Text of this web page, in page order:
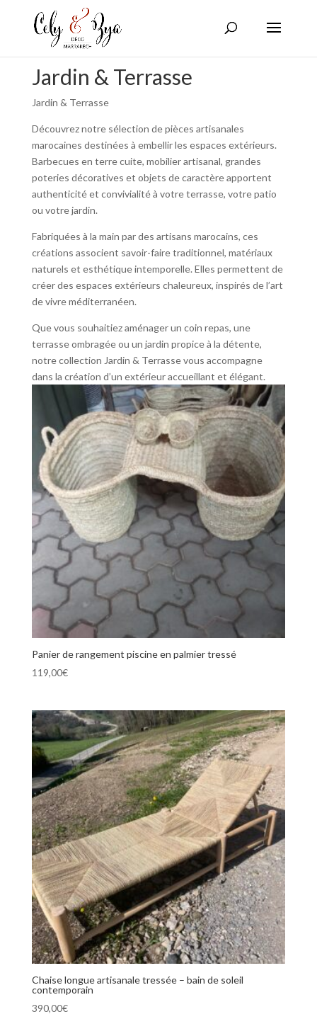
Jardin & Terrasse
Jardin & Terrasse
Découvrez notre sélection de pièces artisanales
marocaines destinées à embellir les espaces extérieurs.
Barbecues en terre cuite, mobilier artisanal, grandes
poteries décoratives et objets de caractère apportent
authenticité et convivialité à votre terrasse, votre patio
ou votre jardin.
Fabriquées à la main par des artisans marocains, ces
créations associent savoir-faire traditionnel, matériaux
naturels et esthétique intemporelle. Elles permettent de
créer des espaces extérieurs chaleureux, inspirés de l’art
de vivre méditerranéen.
Que vous souhaitiez aménager un coin repas, une
terrasse ombragée ou un jardin propice à la détente,
notre collection Jardin & Terrasse vous accompagne
dans la création d’un extérieur accueillant et élégant.
Panier de rangement piscine en palmier tressé
119,00€
Chaise longue artisanale tressée – bain de soleil
contemporain
390,00€